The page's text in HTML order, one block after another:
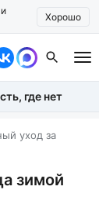
Хорошо
где нет
уход за
зимой